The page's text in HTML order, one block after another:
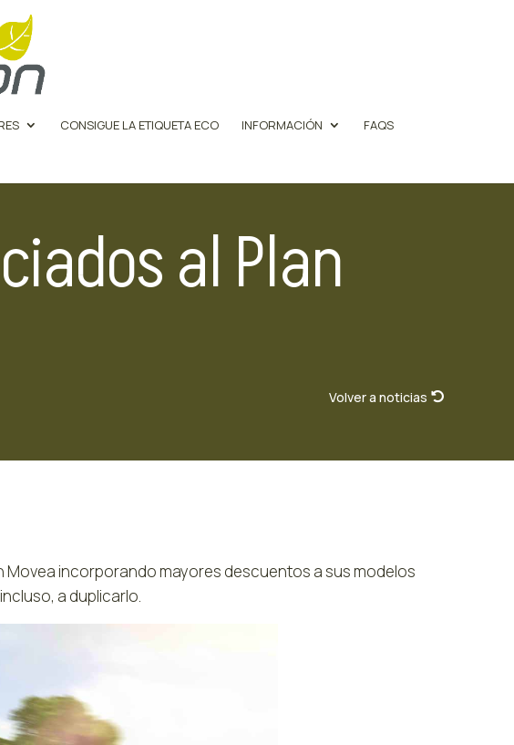
CONSIGUE LA ETIQUETA ECO INFORMACIÓN FAQS
al Plan
Volver a noticias
Movea incorporando mayores descuentos a sus modelos
a duplicarlo.